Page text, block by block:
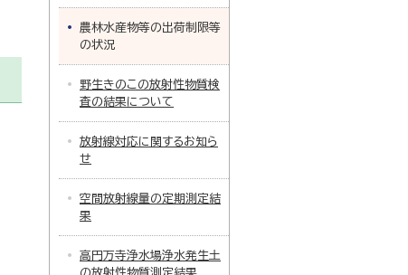
農林水産物等の出荷制限等
の状況
野生きのこの放射性物質検
査の結果について
放射線対応に関するお知ら
せ
空間放射線量の定期測定結
果
高円万寺浄水場浄水発生土